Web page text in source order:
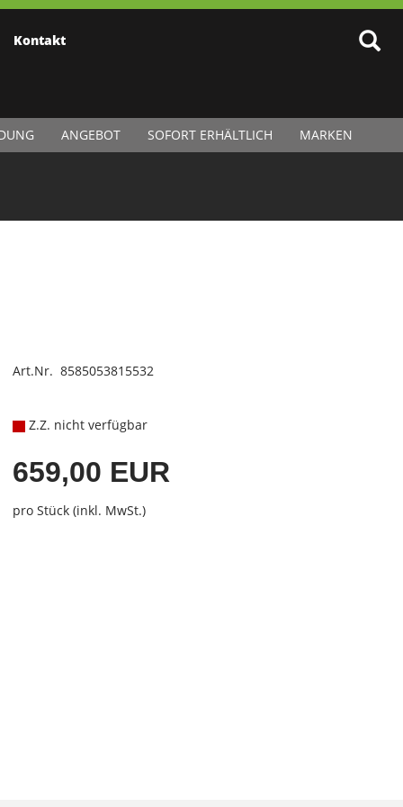
Kontakt
ANGEBOT SOFORT ERHÄLTLICH MARKEN
Art.Nr. 8585053815532
Z.Z. nicht verfügbar
659,00 EUR
pro Stück (inkl. MwSt.)